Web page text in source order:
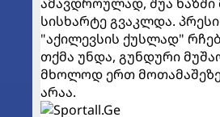
სისხარტე გვაკლდა.
"აქილევსის ქუსლად"
თქმა უნდა, გუნდური
მხოლოდ ერთ
არაა.